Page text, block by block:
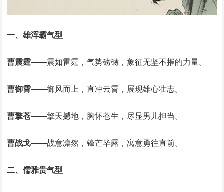
一、雄浑霸气型
曹震霆‌——震如雷霆，气势磅礴，象征无坚不摧的力量。‌
曹御霄‌——御风而上，直冲云霄，展现雄心壮志。‌
曹擎苍‌——擎天撼地，胸怀苍生，尽显男儿担当。‌
曹战戈‌——战意凛然，锋芒毕露，寓意勇往直前。
二、儒雅贵气型